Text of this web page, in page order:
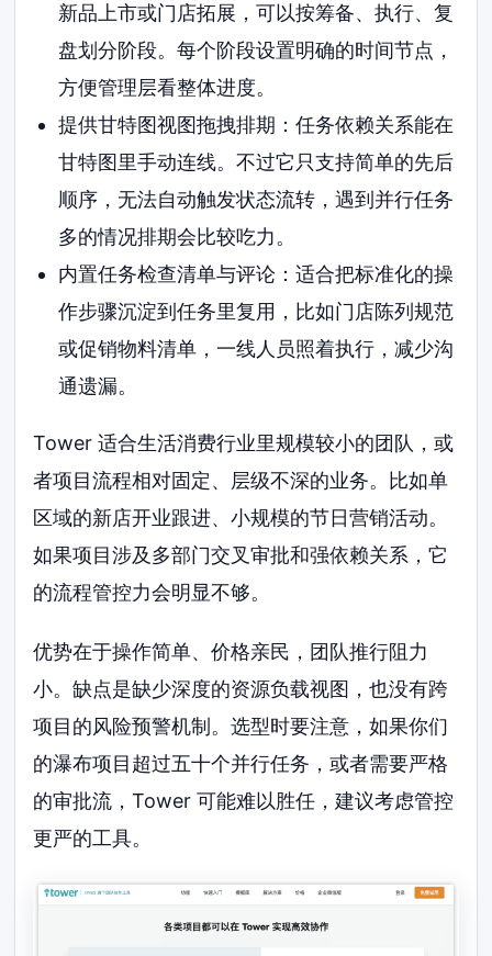
新品上市或门店拓展，可以按筹备、执行、复
盘划分阶段。每个阶段设置明确的时间节点，
方便管理层看整体进度。
提供甘特图视图拖拽排期：任务依赖关系能在
甘特图里手动连线。不过它只支持简单的先后
顺序，无法自动触发状态流转，遇到并行任务
多的情况排期会比较吃力。
内置任务检查清单与评论：适合把标准化的操
作步骤沉淀到任务里复用，比如门店陈列规范
或促销物料清单，一线人员照着执行，减少沟
通遗漏。
Tower 适合生活消费行业里规模较小的团队，或
者项目流程相对固定、层级不深的业务。比如单
区域的新店开业跟进、小规模的节日营销活动。
如果项目涉及多部门交叉审批和强依赖关系，它
的流程管控力会明显不够。
优势在于操作简单、价格亲民，团队推行阻力
小。缺点是缺少深度的资源负载视图，也没有跨
项目的风险预警机制。选型时要注意，如果你们
的瀑布项目超过五十个并行任务，或者需要严格
的审批流，Tower 可能难以胜任，建议考虑管控
更严的工具。